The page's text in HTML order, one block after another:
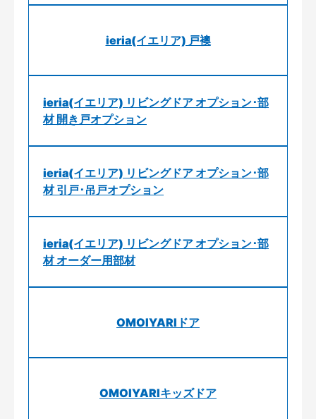
ieria(イエリア) 戸襖
ieria(イエリア) リビングドア オプション･部
材 開き戸オプション
ieria(イエリア) リビングドア オプション･部
材 引戸･吊戸オプション
ieria(イエリア) リビングドア オプション･部
材 オーダー用部材
OMOIYARIドア
OMOIYARIキッズドア